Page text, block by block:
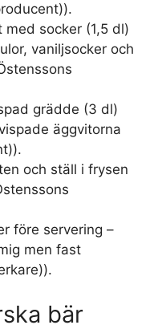
socker (1,5 dl)
vaniljsocker och
grädde (3 dl)
äggvitorna
och ställ i frysen
före servering –
men fast
bär